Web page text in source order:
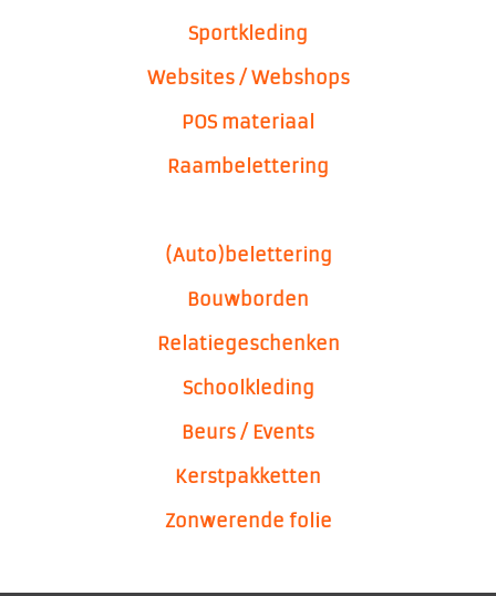
Sportkleding
Websites / Webshops
POS materiaal
Raambelettering
(Auto)belettering
Bouwborden
Relatiegeschenken
Schoolkleding
Beurs / Events
Kerstpakketten
Zonwerende folie